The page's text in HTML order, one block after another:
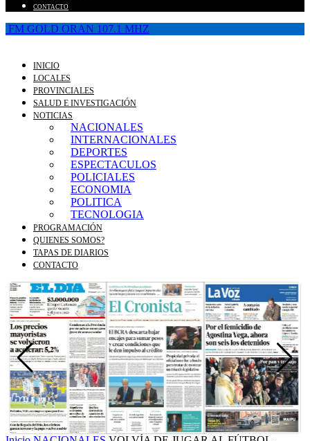
CONTACTO
FM GOLD ORAN 107.1 MHZ
INICIO
LOCALES
PROVINCIALES
SALUD E INVESTIGACIÓN
NOTICIAS
NACIONALES
INTERNACIONALES
DEPORTES
ESPECTACULOS
POLICIALES
ECONOMIA
POLITICA
TECNOLOGIA
PROGRAMACIÓN
QUIENES SOMOS?
TAPAS DE DIARIOS
CONTACTO